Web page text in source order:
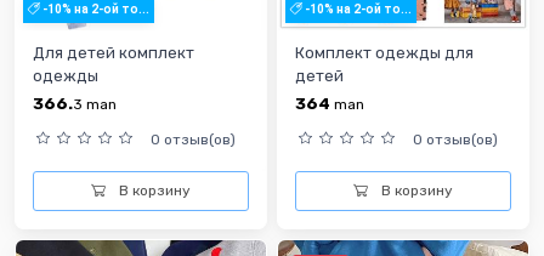
-10% на 2-ой то...
Для детей комплект
одежды
366.3 man
0 отзыв(ов)
В корзину
-10% на 2-ой то...
Комплект одежды для
детей
364 man
0 отзыв(ов)
В корзину